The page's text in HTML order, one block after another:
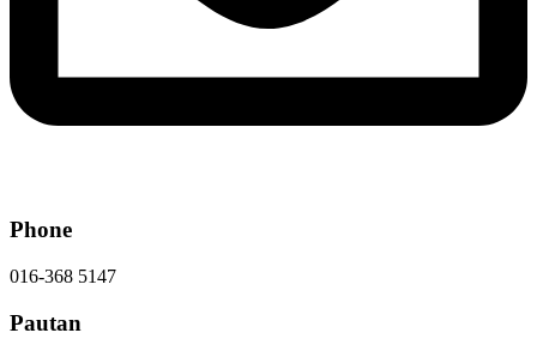
Phone
016-368 5147
Pautan